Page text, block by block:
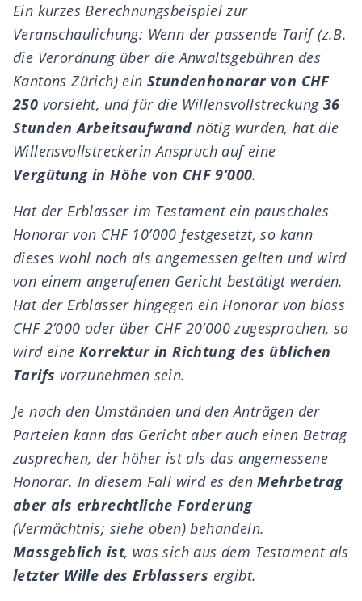
Ein kurzes Berechnungsbeispiel zur
Veranschaulichung: Wenn der passende Tarif (z.B.
die Verordnung über die Anwaltsgebühren des
Kantons Zürich) ein Stundenhonorar von CHF
250 vorsieht, und für die Willensvollstreckung 36
Stunden Arbeitsaufwand nötig wurden, hat die
Willensvollstreckerin Anspruch auf eine
Vergütung in Höhe von CHF 9’000.
Hat der Erblasser im Testament ein pauschales
Honorar von CHF 10’000 festgesetzt, so kann
dieses wohl noch als angemessen gelten und wird
von einem angerufenen Gericht bestätigt werden.
Hat der Erblasser hingegen ein Honorar von bloss
CHF 2’000 oder über CHF 20’000 zugesprochen, so
wird eineKorrektur in Richtung des üblichen
Tarifs vorzunehmen sein.
Je nach den Umständen und den Anträgen der
Parteien kann das Gericht aber auch einen Betrag
zusprechen, der höher ist als das angemessene
Honorar. In diesem Fall wird es denMehrbetrag
aber als erbrechtliche Forderung
(Vermächtnis; siehe oben) behandeln.
Massgeblich ist, was sich aus dem Testament als
letzter Wille des Erblassers ergibt.